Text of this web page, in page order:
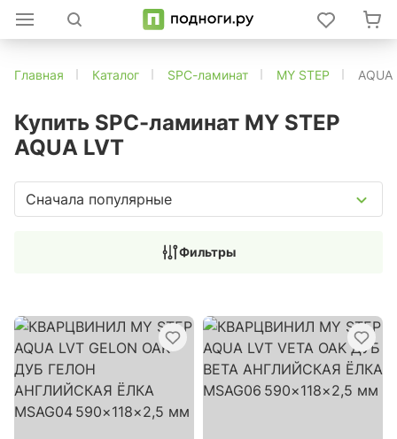
Главная Каталог SPC-ламинат MY STEP AQUA
Купить SPC-ламинат MY STEP
AQUA LVT
Сначала популярные
Фильтры